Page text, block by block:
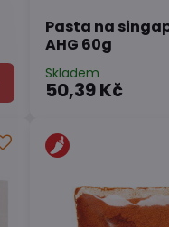
Pasta na
AHG 60g
Skladem
50,39 Kč